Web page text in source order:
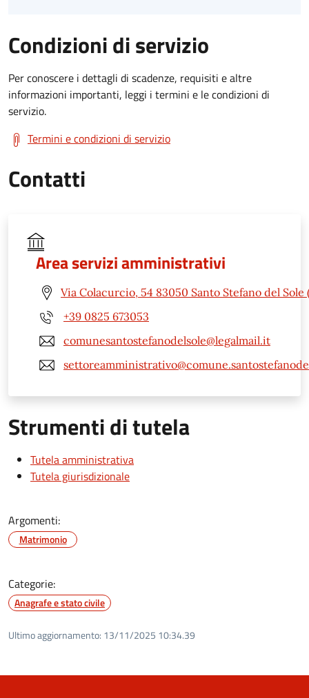
Condizioni di servizio
Per conoscere i dettagli di scadenze, requisiti e altre
informazioni importanti, leggi i termini e le condizioni di
servizio.
Termini e condizioni di servizio
Contatti
Area servizi amministrativi
Via Colacurcio, 54 83050 Santo Stefano del Sole
+39 0825 673053
comunesantostefanodelsole@legalmail.it
Strumenti di tutela
Tutela amministrativa
Tutela giurisdizionale
Argomenti:
Matrimonio
Categorie:
Anagrafe e stato civile
Ultimo aggiornamento: 13/11/2025 10:34.39